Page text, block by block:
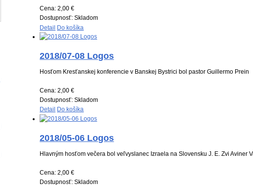
Cena: 2,00 €
Dostupnosť:Skladom
Detail Do košíka
2018/07-08 Logos
Hosťom Kresťanskej konferencie v Banskej Bystrici bol pastor Guillermo Prein
Cena: 2,00 €
Dostupnosť:Skladom
Detail
Do košíka
2018/05-06 Logos
Hlavným hosťom večera bol veľvyslanec Izraela na Slovensku J. E. Zvi Aviner
Cena: 2,00 €
Dostupnosť:Skladom